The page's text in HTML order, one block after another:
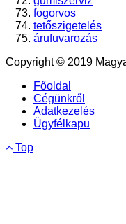
fogorvos
tetőszigetelés
árufuvarozás
Copyright © 2019
Főoldal
Cégünkről
Adatkezelés
Ügyfélkapu
Top